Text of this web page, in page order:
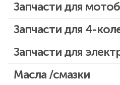
Запчасти для
Запчасти для 4-
Запчасти для
Двигатели, редукторы для
Масла /смазки